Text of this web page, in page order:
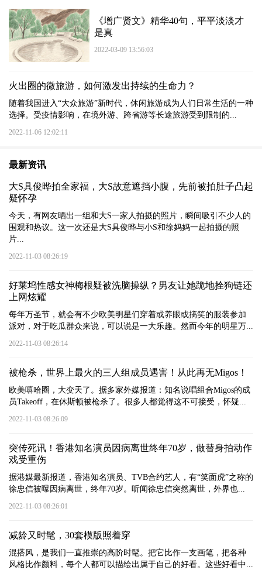
《增广贤文》精华40句，平平淡淡才
是真
2022-03-09 13:56:03
火出圈的微旅游，如何激发出持续的生命力？
随着我国进入“大众旅游”新时代，休闲旅游成为人们日常生活的一种
选择。受疫情影响，在境外游、跨省游等长途旅游受到限制的...
2022-11-06 12:02:11
最新资讯
大S具俊晔拍全家福，大S故意遮挡小腹，先前被拍肚子凸起
疑怀孕
今天，有网友晒出一组和大S一家人拍摄的照片，瞬间吸引不少人的
围观和热议。这一次还是大S具俊晔与小S和徐妈妈一起拍摄的照
片...
2022-11-03 08:26:19
好莱坞性感女神梅根疑被洗脑操纵？男友让她跪地拴狗链还
上网炫耀
每年万圣节，就会有不少欧美明星们穿着或养眼或搞笑的服装参加
派对，对于吃瓜群众来说，可以说是一大乐趣。然而今年的明星万...
2022-11-03 08:26:14
被枪杀，世界上最火的三人组成员遇害！从此再无Migos！
欧美嘻哈圈，大变天了。据多家外媒报道：知名说唱组合Migos的成
员Takeoff，在休斯顿被枪杀了。很多人都觉得这不可接受，怀疑...
2022-11-03 08:26:09
突传死讯！香港知名演员因病离世终年70岁，做替身拍动作
戏受重伤
据港媒最新报道，香港知名演员、TVB合约艺人，有“笑面虎”之称的
徐忠信被曝因病离世，终年70岁。听闻徐忠信突然离世，外界也...
2022-11-03 08:26:01
减龄又时髦，30套模版照着穿
混搭风，是我们一直推崇的高阶时髦。把它比作一支画笔，把各种
风格比作颜料，每个人都可以描绘出属于自己的好看。这些好看中...